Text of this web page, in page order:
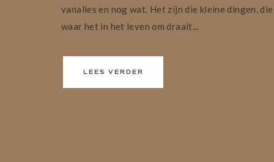
vanalles en nog wat. Het zijn die kleine dingen,
waar het in het leven om draait...
LEES VERDER